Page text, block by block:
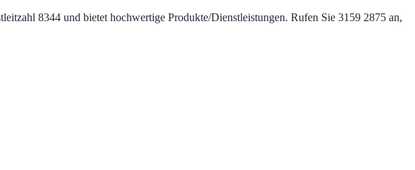
8344 und bietet hochwertige Produkte/Dienstleistungen. Rufen Sie 3159 2875 an,